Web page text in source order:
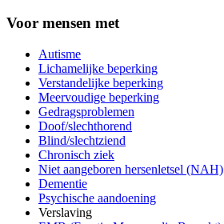
Voor mensen met
Autisme
Lichamelijke beperking
Verstandelijke beperking
Meervoudige beperking
Gedragsproblemen
Doof/slechthorend
Blind/slechtziend
Chronisch ziek
Niet aangeboren hersenletsel (NAH)
Dementie
Psychische aandoening
Verslaving